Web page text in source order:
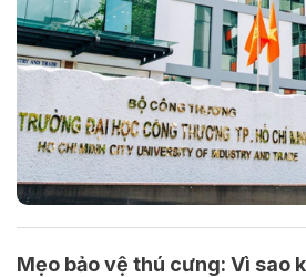
Mẹo bảo vệ thú cưng: Vì sao